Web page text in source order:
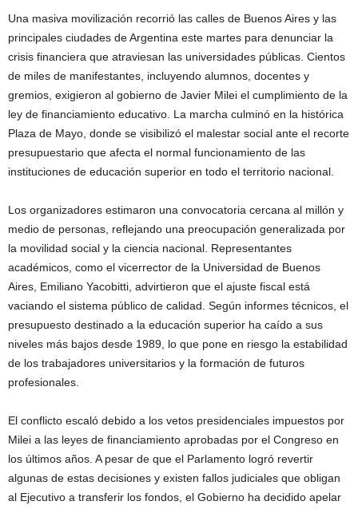
Una masiva movilización recorrió las calles de Buenos Aires y las
principales ciudades de Argentina este martes para denunciar la
crisis financiera que atraviesan las universidades públicas. Cientos
de miles de manifestantes, incluyendo alumnos, docentes y
gremios, exigieron al gobierno de Javier Milei el cumplimiento de la
ley de financiamiento educativo. La marcha culminó en la histórica
Plaza de Mayo, donde se visibilizó el malestar social ante el recorte
presupuestario que afecta el normal funcionamiento de las
instituciones de educación superior en todo el territorio nacional.
Los organizadores estimaron una convocatoria cercana al millón y
medio de personas, reflejando una preocupación generalizada por
la movilidad social y la ciencia nacional. Representantes
académicos, como el vicerrector de la Universidad de Buenos
Aires, Emiliano Yacobitti, advirtieron que el ajuste fiscal está
vaciando el sistema público de calidad. Según informes técnicos, el
presupuesto destinado a la educación superior ha caído a sus
niveles más bajos desde 1989, lo que pone en riesgo la estabilidad
de los trabajadores universitarios y la formación de futuros
profesionales.
El conflicto escaló debido a los vetos presidenciales impuestos por
Milei a las leyes de financiamiento aprobadas por el Congreso en
los últimos años. A pesar de que el Parlamento logró revertir
algunas de estas decisiones y existen fallos judiciales que obligan
al Ejecutivo a transferir los fondos, el Gobierno ha decidido apelar